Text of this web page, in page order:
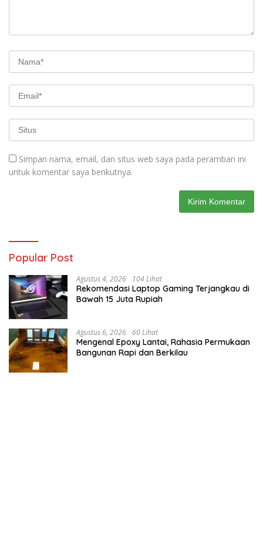
Simpan nama, email, dan situs web saya pada peramban ini
untuk komentar saya berikutnya.
Popular Post
Agustus 4, 2026 104 Lihat
Rekomendasi Laptop Gaming Terjangkau di
Bawah 15 Juta Rupiah
Agustus 6, 2026 60 Lihat
Mengenal Epoxy Lantai, Rahasia Permukaan
Bangunan Rapi dan Berkilau